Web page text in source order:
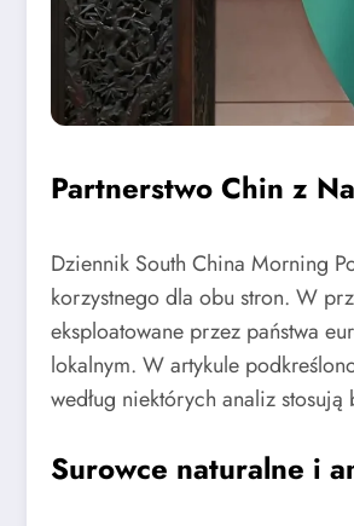
Partnerstwo Chin z
Dziennik South China Morning
korzystnego dla obu stron. W
eksploatowane przez państwa
lokalnym. W artykule
według niektórych analiz
Surowce naturalne i